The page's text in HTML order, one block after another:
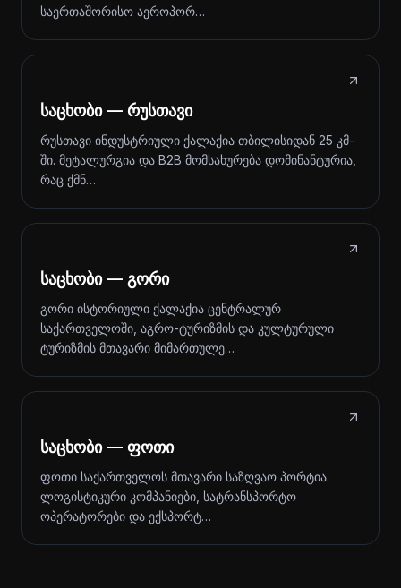
საერთაშორისო აეროპორ…
საცხობი — რუსთავი
რუსთავი ინდუსტრიული ქალაქია თბილისიდან 25 კმ-
ში. მეტალურგია და B2B მომსახურება დომინანტურია,
რაც ქმნ…
საცხობი — გორი
გორი ისტორიული ქალაქია ცენტრალურ
საქართველოში, აგრო-ტურიზმის და კულტურული
ტურიზმის მთავარი მიმართულე…
საცხობი — ფოთი
ფოთი საქართველოს მთავარი საზღვაო პორტია.
ლოგისტიკური კომპანიები, სატრანსპორტო
ოპერატორები და ექსპორტ…